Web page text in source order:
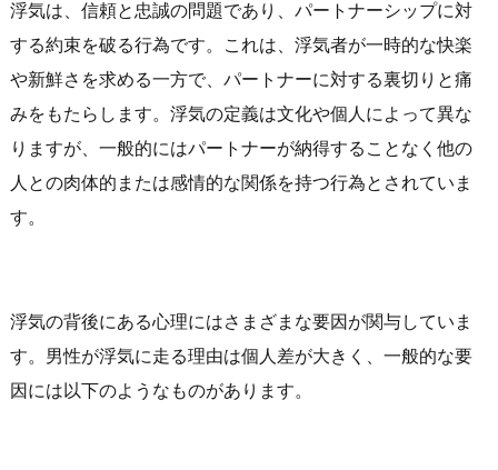
浮気は、信頼と忠誠の問題であり、パートナーシップに対
する約束を破る行為です。これは、浮気者が一時的な快楽
や新鮮さを求める一方で、パートナーに対する裏切りと痛
みをもたらします。浮気の定義は文化や個人によって異な
りますが、一般的にはパートナーが納得することなく他の
人との肉体的または感情的な関係を持つ行為とされていま
す。
浮気の背後にある心理にはさまざまな要因が関与していま
す。男性が浮気に走る理由は個人差が大きく、一般的な要
因には以下のようなものがあります。